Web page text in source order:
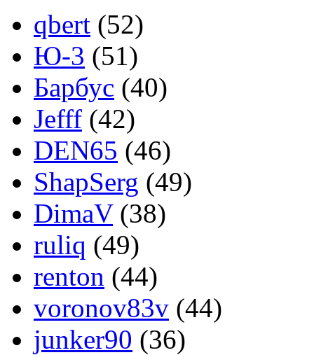
qbert (52)
Ю-3 (51)
Барбус (40)
Jefff (42)
DEN65 (46)
ShapSerg (49)
DimaV(38)
ruliq (49)
renton (44)
voronov83v (44)
junker90 (36)